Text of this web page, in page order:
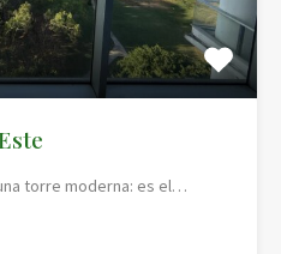
torre moderna: es el…